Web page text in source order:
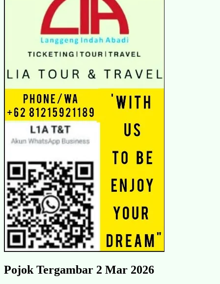
Pojok Tergambar 2 Mar 2026